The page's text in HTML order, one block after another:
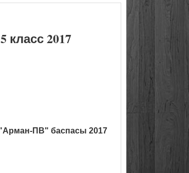
2017
ПВ" баспасы 2017